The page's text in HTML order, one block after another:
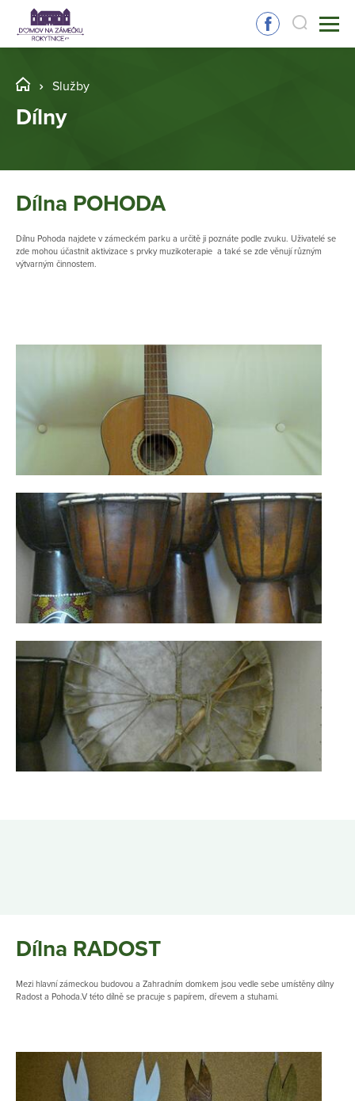
Služby
Dílny
Dílna POHODA
Dílnu Pohoda najdete v zámeckém parku a určitě ji poznáte podle zvuku. Uživatelé se
zde mohou účastnit aktivizace s prvky muzikoterapie a také se zde věnují různým
výtvarným činnostem.
Dílna RADOST
Mezi hlavní zámeckou budovou a Zahradním domkem jsou vedle sebe umístěny dílny
Radost a Pohoda.V této dílně se pracuje s papírem, dřevem a stuhami.